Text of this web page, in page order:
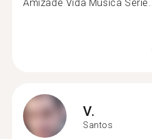
Amizade Vida Música Serie...
V.
Santos